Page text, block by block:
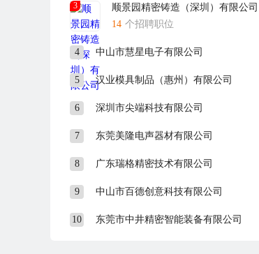
3
顺景园精密铸造（深圳）有限公司
14 个招聘职位
4 中山市慧星电子有限公司
5 汉业模具制品（惠州）有限公司
6 深圳市尖端科技有限公司
7 东莞美隆电声器材有限公司
8 广东瑞格精密技术有限公司
9 中山市百德创意科技有限公司
10 东莞市中井精密智能装备有限公司